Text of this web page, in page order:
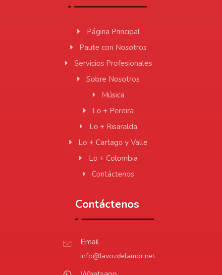
Página Principal
Paute con Nosotros
Servicios Profesionales
Sobre Nosotros
Música
Lo + Pereira
Lo + Risaralda
Lo + Cartago y Valle
Lo + Colombia
Contáctenos
Contáctenos
Email
info@lavozdelamor.net